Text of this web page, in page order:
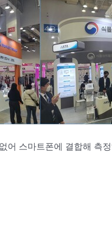
어 스마트폰에 결합해 측